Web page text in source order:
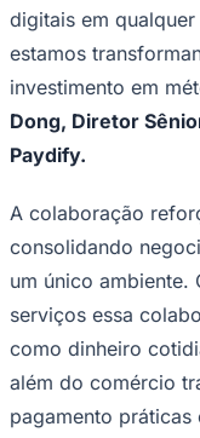
digitais em
estamos
investimento em
Dong, Diretor
Paydify.
A colaboração
consolidando
um único ambiente.
serviços essa
como dinheiro
além do comércio
pagamento práticas